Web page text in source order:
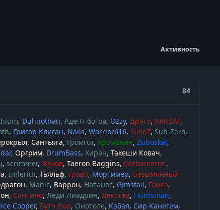
Активность
84
Duhnothan Адепт богов Ozzy Драго ARROM
Григор Клиган Nails Warrior616 SilenT Sub-Zero
Сантьяга Громгот Хроманин Zuboskal
Оргрим DrumBass Хиран Такеши Ковач
scrimmer Жуков Taeron Baggins Gothameron
Imlerith Тьяльф Граво Мортимер Безымянный
Manic Варрон Натанос Gimstail Гомез
Сантино Леди Лиадрин Декстер Huntsman
Cooper Бутч Вор Онотоле Кабал Сир Канегем